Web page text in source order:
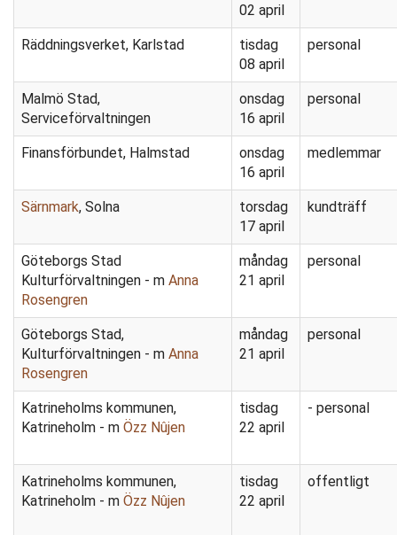
02 april
Räddningsverket, Karlstad
tisdag
08 april
personal
Malmö Stad,
Serviceförvaltningen
onsdag
16 april
personal
Finansförbundet, Halmstad
onsdag
16 april
medlemmar
Särnmark, Solna
torsdag
17 april
kundträff
Göteborgs Stad
Kulturförvaltningen - m Anna
Rosengren
måndag
21 april
personal
Göteborgs Stad,
Kulturförvaltningen - m Anna
Rosengren
måndag
21 april
personal
Katrineholms kommunen,
Katrineholm - m Özz Nûjen
tisdag
22 april
- personal
Katrineholms kommunen,
Katrineholm - m Özz Nûjen
tisdag
22 april
offentligt